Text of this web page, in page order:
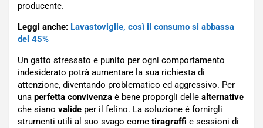
producente.
Leggi anche: Lavastoviglie, così il consumo si abbassa
del 45%
Un gatto stressato e punito per ogni comportamento
indesiderato potrà aumentare la sua richiesta di
attenzione, diventando problematico ed aggressivo. Per
una perfetta convivenza è bene proporgli delle alternative
che siano valide per il felino. La soluzione è fornirgli
strumenti utili al suo svago come tiragraffi e sessioni di